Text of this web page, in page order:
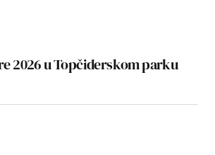
2026 u Topčiderskom parku